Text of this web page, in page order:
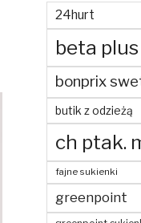
24hurt
beta plus
bonprix
butik z odzieżą
ch ptak.
fajne sukienki
greenpoint